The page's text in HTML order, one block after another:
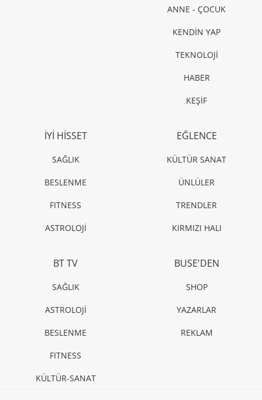
ANNE - ÇOCUK
KENDİN YAP
TEKNOLOJİ
HABER
KEŞİF
İYİ HİSSET
SAĞLIK
BESLENME
FITNESS
ASTROLOJİ
EĞLENCE
KÜLTÜR SANAT
ÜNLÜLER
TRENDLER
KIRMIZI HALI
BT TV
SAĞLIK
ASTROLOJİ
BESLENME
FITNESS
KÜLTÜR-SANAT
BUSE'DEN
SHOP
YAZARLAR
REKLAM